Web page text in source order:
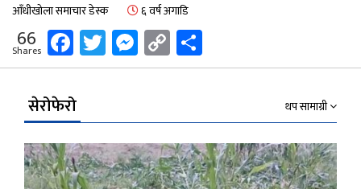
आँधीखोला समाचार डेस्क ६ वर्ष अगाडि
66
Shares Facebook
Twitter
Messenger
Copy
Link
सेरोफेरो थप सामाग्री